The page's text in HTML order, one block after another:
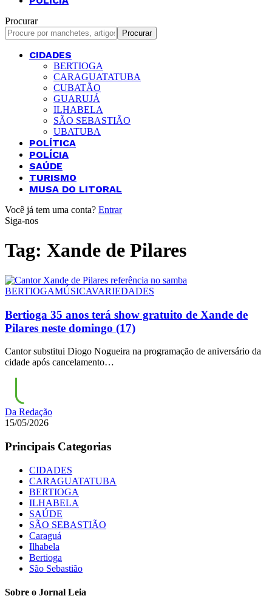
Procurar
CIDADES
BERTIOGA
CARAGUATATUBA
CUBATÃO
GUARUJÁ
ILHABELA
SÃO SEBASTIÃO
UBATUBA
POLÍTICA
POLÍCIA
SAÚDE
TURISMO
MUSA DO LITORAL
Você já tem uma conta? Entrar
Siga-nos
Tag: Xande de Pilares
BERTIOGAMÚSICAVARIEDADES
Bertioga 35 anos terá show gratuito de Xande de
Pilares neste domingo (17)
Cantor substitui Diogo Nogueira na programação de aniversário da
cidade após cancelamento…
Da Redação
15/05/2026
Principais Categorias
CIDADES
CARAGUATATUBA
BERTIOGA
ILHABELA
SAÚDE
SÃO SEBASTIÃO
Caraguá
Ilhabela
Bertioga
São Sebastião
Sobre o Jornal Leia